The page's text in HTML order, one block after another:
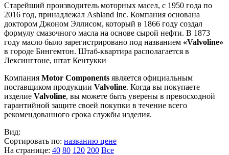
Старейший производитель моторных масел, c 1950 года по
2016 год, принадлежал Ashland Inc. Компания основана
доктором Джоном Эллисом, который в 1866 году создал
формулу смазочного масла на основе сырой нефти. В 1873
году масло было зарегистрировано под названием «Valvoline»
в городе Бингемтон. Штаб-квартира располагается в
Лексингтоне, штат Кентукки
Компания Motor Components является официальным
поставщиком продукции Valvoline. Когда вы покупаете
изделие Valvoline, вы можете быть уверены в превосходной
гарантийной защите своей покупки в течение всего
рекомендованного срока службы изделия.
Вид:
Сортировать по: названию цене
На странице: 40 80 120 200 Все